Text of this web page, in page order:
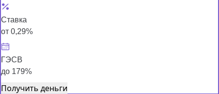
Ставка
от 0,29%
ГЭСВ
до 179%
Получить деньги